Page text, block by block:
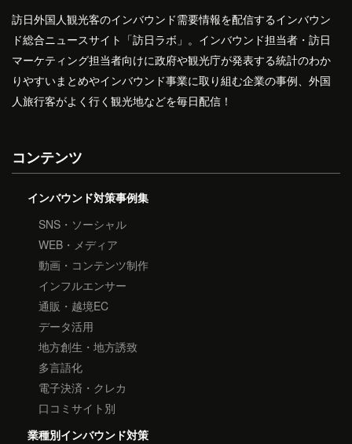
訪日外国人観光客のインバウンド需要情報を配信するインバウン
ド総合ニュースサイト「訪日ラボ」。インバウンド担当者・訪日
マーケティング担当者向けに政府や観光庁が発表する統計のわか
りやすいまとめやインバウンド事業に取り組む企業の事例、外国
人旅行客がよく行く観光地などを毎日配信！
コンテンツ
インバウンド対策事例集
SNS・ソーシャル
WEB・メディア
動画・コンテンツ制作
インフルエンサー
通販・越境EC
データ活用
地方創生・地方誘致
多言語化
電子決済・クレカ
口コミサイト別
業種別インバウンド対策